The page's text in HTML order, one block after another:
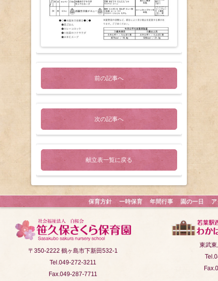
前の記事へ
次の記事へ
献立表一覧に戻る
保育方針 一時保育 年間行事 園の一日
〒350-2222 鶴ヶ島市下新田532-1
Tel.049-272-3211
Fax.049-287-7711
東武